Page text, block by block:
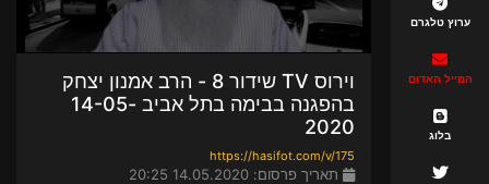
ערוץ טלגרם
המייל האדום
בלוג
וירוס TV שידור 8 - הרב אמנון יצחק
בהפגנה בבימה בתל אביב 14-05-
2020
https://hasifot.com/v/175
תאריך פרסום: 14.05.2020 20:25